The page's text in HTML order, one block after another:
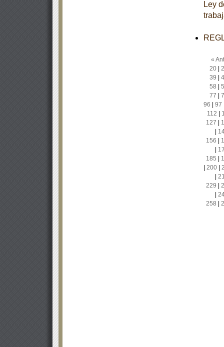
Ley
«
20|
39
58
77
96
97
112
127
156
185
200|
229
258